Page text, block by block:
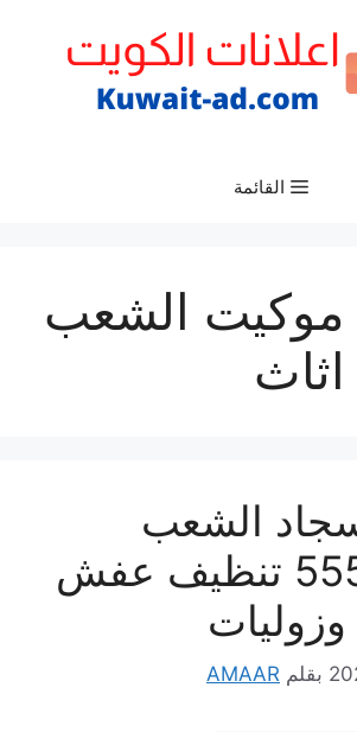
القائمة
موكيت الشعب
الشعب
55549242 تنظيف عفش
بقلم AMAAR